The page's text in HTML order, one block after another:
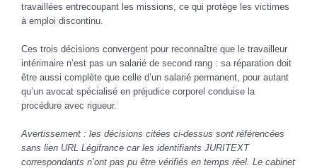
travaillées entrecoupant les missions, ce qui protège les victimes
à emploi discontinu.
Ces trois décisions convergent pour reconnaître que le travailleur
intérimaire n’est pas un salarié de second rang : sa réparation doit
être aussi complète que celle d’un salarié permanent, pour autant
qu’un avocat spécialisé en préjudice corporel conduise la
procédure avec rigueur.
Avertissement : les décisions citées ci-dessus sont référencées
sans lien URL Légifrance car les identifiants JURITEXT
correspondants n’ont pas pu être vérifiés en temps réel. Le cabinet